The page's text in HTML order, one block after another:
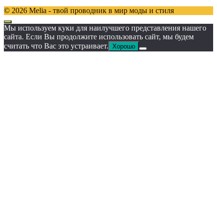
© 2026 Melia - твой проводник в мир моды и стиля
Мы используем куки для наилучшего представления нашего
сайта. Если Вы продолжите использовать сайт, мы будем
считать что Вас это устраивает. Хорошо